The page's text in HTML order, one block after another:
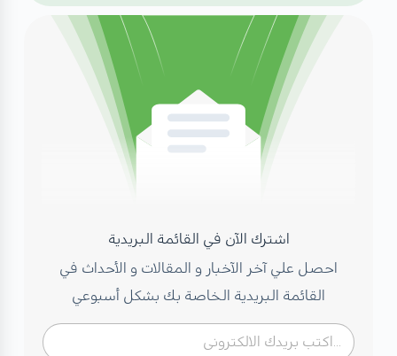
اشترك الآن في القائمة البريدية
احصل علي آخر الآخبار و المقالات و الأحداث في
القائمة البريدية الخاصة بك بشكل أسبوعي